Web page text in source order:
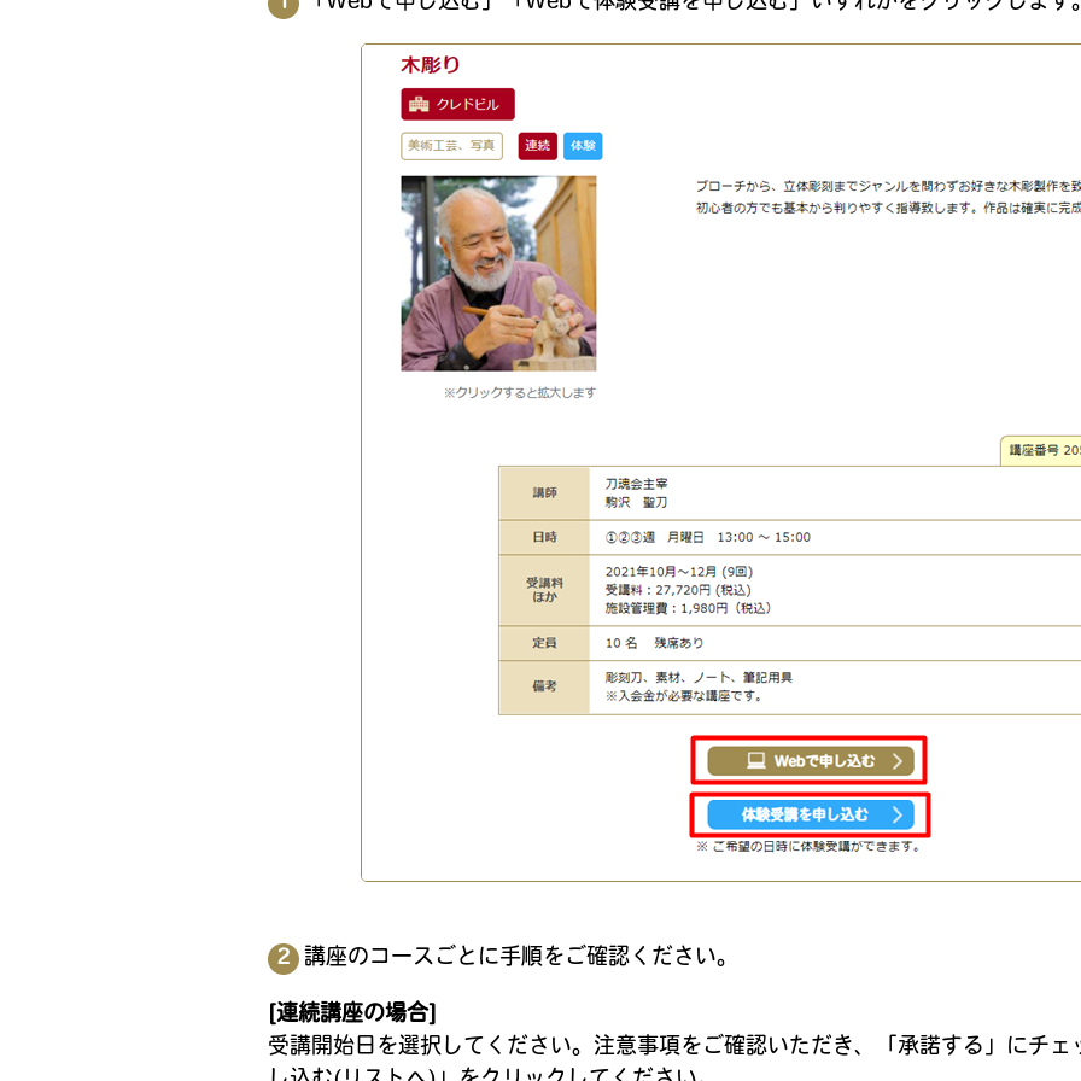
講座のコースごとに手順をご確認ください。
[連続講座の場合]
受講開始日を選択してください。注意事項をご確認いただき、「承諾する」にチ